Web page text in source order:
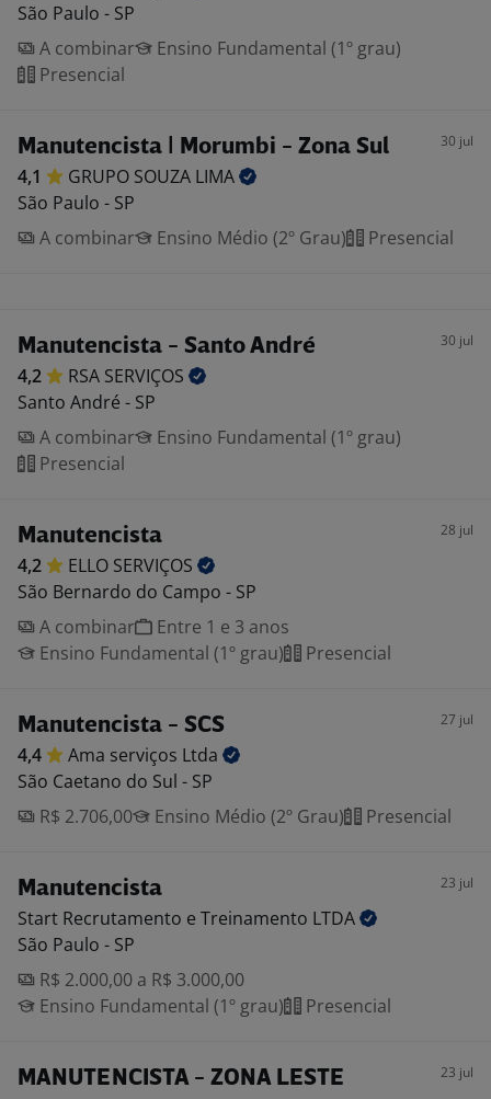
São Paulo - SP
A combinar
Ensino Fundamental (1º grau)
Presencial
Manutencista | Morumbi - Zona Sul 30 jul
4,1 GRUPO SOUZA LIMA
São Paulo - SP
A combinar
Ensino Médio (2º Grau) Presencial
Manutencista - Santo André 30 jul
4,2 RSA SERVIÇOS
Santo André - SP
A combinar
Ensino Fundamental (1º grau)
Presencial
Manutencista 28 jul
4,2 ELLO SERVIÇOS
São Bernardo do Campo - SP
A combinar
Entre 1 e 3 anos
Ensino Fundamental (1º grau)
Presencial
Manutencista - SCS 27 jul
4,4 Ama serviços Ltda
São Caetano do Sul - SP
R$ 2.706,00
Ensino Médio (2º Grau) Presencial
Manutencista 23 jul
Start Recrutamento e Treinamento LTDA
São Paulo - SP
R$ 2.000,00 a R$ 3.000,00
Ensino Fundamental (1º grau)
Presencial
MANUTENCISTA - ZONA LESTE 23 jul